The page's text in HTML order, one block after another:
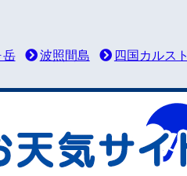
岳 波照間島 四国カルスト